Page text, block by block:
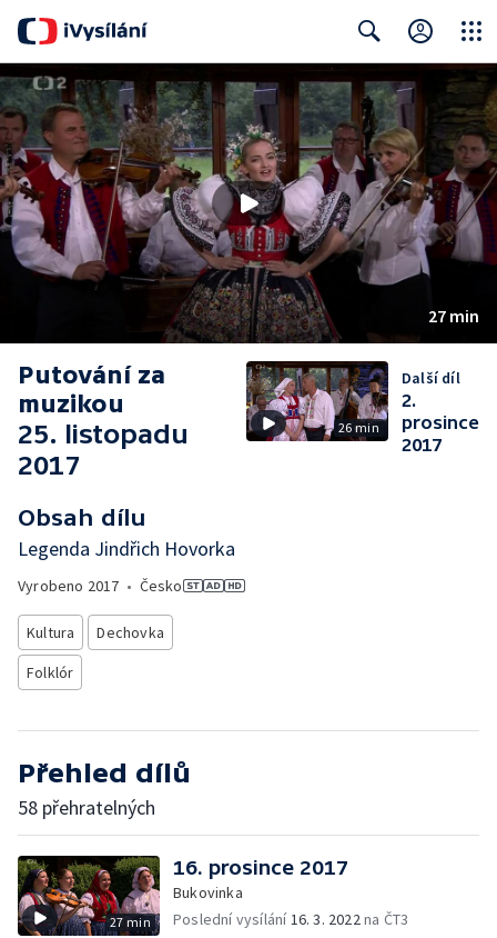
Close
27 min
Putování za
muzikou
25. listopadu
2017
Obsah dílu
Legenda Jindřich Hovorka
Vyrobeno 2017 • Česko
Kultura
Dechovka
Folklór
26 min
Další díl
2.
prosince
2017
Přehled dílů
58 přehratelných
27 min
16. prosince 2017
Bukovinka
Poslední vysílání16. 3. 2022na ČT3